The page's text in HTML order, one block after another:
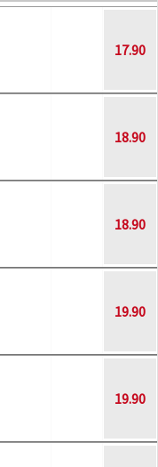
17.90
18.90
18.90
19.90
19.90